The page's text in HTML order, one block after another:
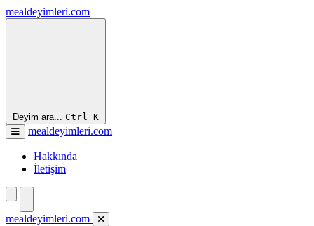
mealdeyimleri.com
Deyim ara... Ctrl K
mealdeyimleri.com
Hakkında
İletişim
mealdeyimleri.com